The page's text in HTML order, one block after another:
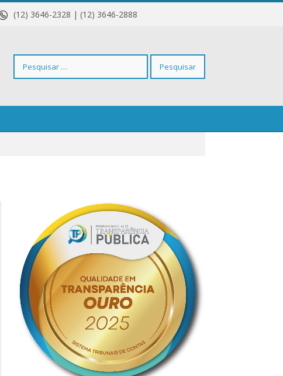
(12) 3646-2328 | (12) 3646-2888
Pesquisar